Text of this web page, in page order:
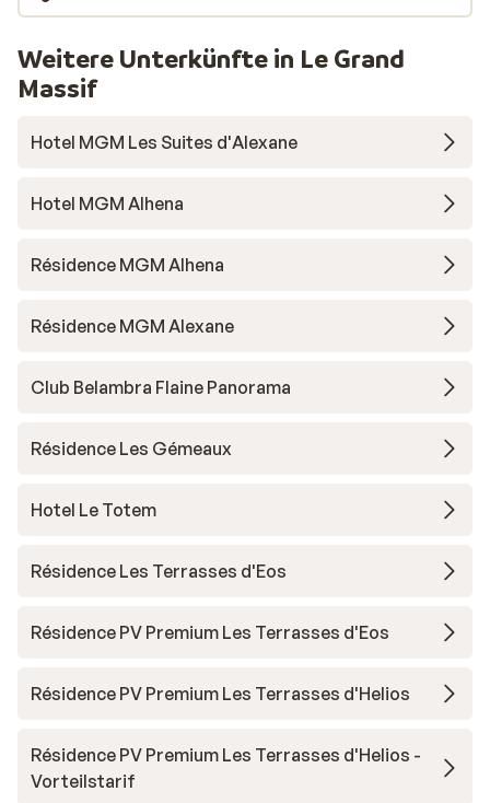
Weitere Unterkünfte in Le Grand
Massif
Hotel MGM Les Suites d'Alexane
Hotel MGM Alhena
Résidence MGM Alhena
Résidence MGM Alexane
Club Belambra Flaine Panorama
Résidence Les Gémeaux
Hotel Le Totem
Résidence Les Terrasses d'Eos
Résidence PV Premium Les Terrasses d'Eos
Résidence PV Premium Les Terrasses d'Helios
Résidence PV Premium Les Terrasses d'Helios -
Vorteilstarif